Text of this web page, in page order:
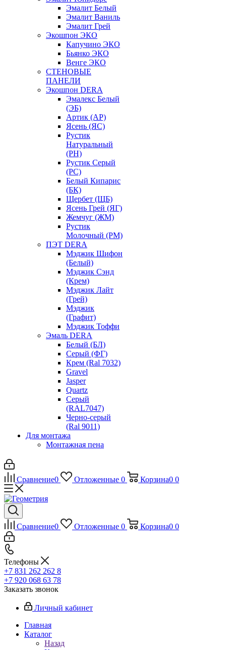
Эмалит Белый
Эмалит Ваниль
Эмалит Грей
Экошпон ЭКО
Капучино ЭКО
Бьянко ЭКО
Венге ЭКО
СТЕНОВЫЕ
ПАНЕЛИ
Экошпон DERA
Эмалекс Белый
(ЭБ)
Артик (АР)
Ясень (ЯС)
Рустик
Натуральный
(РН)
Рустик Серый
(РС)
Белый Кипарис
(БК)
Щербет (ЩБ)
Ясень Грей (ЯГ)
Жемчуг (ЖМ)
Рустик
Молочный (РМ)
ПЭТ DERA
Мэджик Шифон
(Белый)
Мэджик Сэнд
(Крем)
Мэджик Лайт
(Грей)
Мэджик
(Графит)
Мэджик Тоффи
Эмаль DERA
Белый (БЛ)
Серый (ФГ)
Крем (Ral 7032)
Gravel
Jasper
Quartz
Серый
(RAL7047)
Черно-серый
(Ral 9011)
Для монтажа
Монтажная пена
Сравнение0 Отложенные 0 Корзина0 0
Сравнение0 Отложенные 0 Корзина0 0
Телефоны
+7 831 262 262 8
+7 920 068 63 78
Заказать звонок
Личный кабинет
Главная
Каталог
Назад